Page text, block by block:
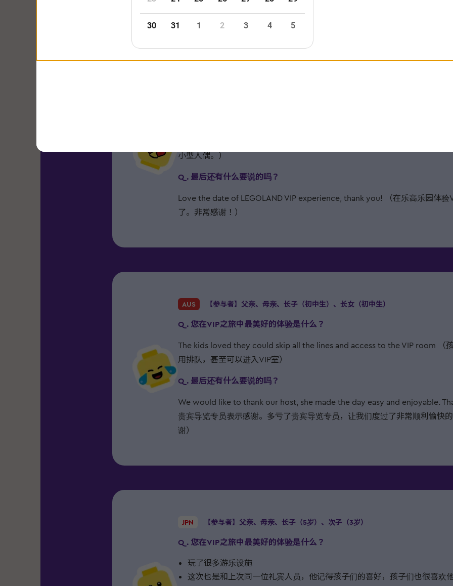
小型人偶。）
Q. 最后还有什么要说的吗？
Love the date of LEGOLAND VIP experience, thank you! （在乐高乐园体验
了。非常感谢！）
AUS 【参与者】父亲、母亲、长子（初中生）、长女（初中生）
Q. 您在VIP之旅中最美好的体验是什么？
The kids loved they could skip all the lines and access to the VIP room （
用排队，甚至可以进入VIP室）
Q. 最后还有什么要说的吗？
We would like to thank our host, she made the day easy and enjoyable.
贵宾导览专员表示感谢。多亏了贵宾导览专员，让我们度过了非常顺利愉快
谢）
JPN 【参与者】父亲、母亲、长子（5岁）、次子（3岁）
Q. 您在VIP之旅中最美好的体验是什么？
玩了很多游乐设施
这次也是和上次同一位礼宾人员，他记得孩子们的喜好，孩子们也很喜欢